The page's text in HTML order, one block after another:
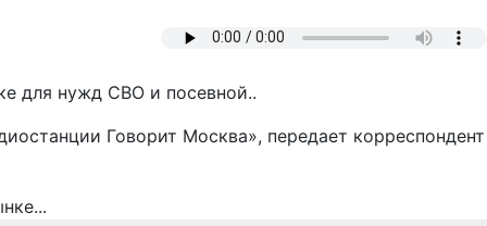
для нужд СВО и посевной..
Говорит Москва», передает корреспондент